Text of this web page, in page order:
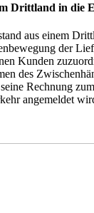
Drittland in die
aus einem
der
Kunden
des
Rechnung
angemeldet